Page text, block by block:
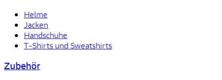
Helme
Jacken
Handschuhe
T-Shirts und Sweatshirts
Zubehör